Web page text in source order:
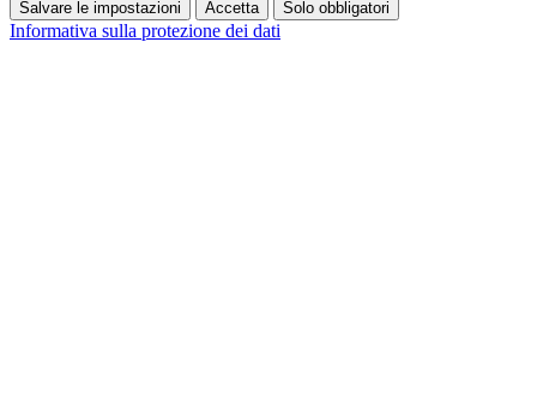
Salvare le impostazioni Accetta Solo obbligatori
Informativa sulla protezione dei dati